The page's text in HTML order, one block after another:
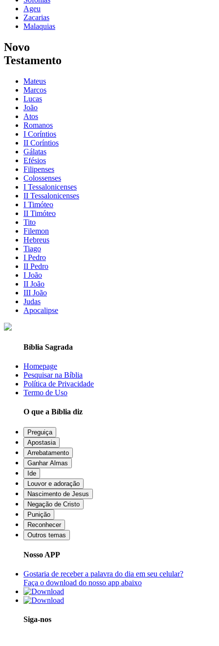
Ageu
Zacarias
Malaquias
Novo
Testamento
Mateus
Marcos
Lucas
João
Atos
Romanos
I Coríntios
II Coríntios
Gálatas
Efésios
Filipenses
Colossenses
I Tessalonicenses
II Tessalonicenses
I Timóteo
II Timóteo
Tito
Filemon
Hebreus
Tiago
I Pedro
II Pedro
I João
II João
III João
Judas
Apocalipse
Bíblia Sagrada
Homepage
Pesquisar na Bíblia
Política de Privacidade
Termo de Uso
O que a Bíblia diz
Preguiça
Apostasia
Arrebatamento
Ganhar Almas
Ide
Louvor e adoração
Nascimento de Jesus
Negação de Cristo
Punição
Reconhecer
Outros temas
Nosso APP
Gostaria de receber a palavra do dia em seu celular?
Faça o download do nosso app abaixo
Siga-nos